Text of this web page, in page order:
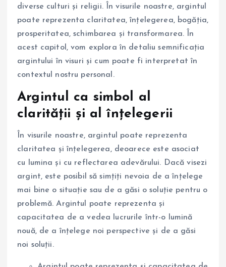
diverse culturi și religii. În visurile noastre, argintul
poate reprezenta claritatea, înțelegerea, bogăția,
prosperitatea, schimbarea și transformarea. În
acest capitol, vom explora în detaliu semnificația
argintului în visuri și cum poate fi interpretat în
contextul nostru personal.
Argintul ca simbol al
clarității și al înțelegerii
În visurile noastre, argintul poate reprezenta
claritatea și înțelegerea, deoarece este asociat
cu lumina și cu reflectarea adevărului. Dacă visezi
argint, este posibil să simțiți nevoia de a înțelege
mai bine o situație sau de a găsi o soluție pentru o
problemă. Argintul poate reprezenta și
capacitatea de a vedea lucrurile într-o lumină
nouă, de a înțelege noi perspective și de a găsi
noi soluții.